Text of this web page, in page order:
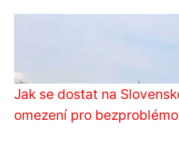
Jak se dostat na
omezení pro